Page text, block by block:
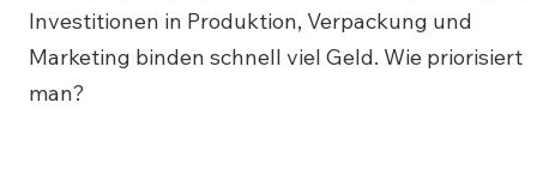
Investitionen in Produktion, Verpackung und
Marketing binden schnell viel Geld. Wie priorisiert
man?